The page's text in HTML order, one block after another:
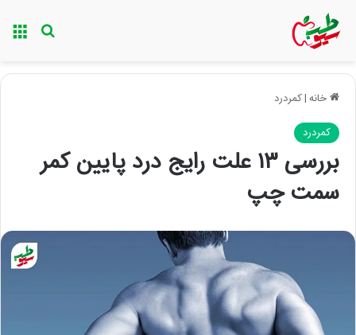
خانه|کمردرد
کمردرد
بررسی ۱۳ علت رایج درد پایین کمر
سمت چپ